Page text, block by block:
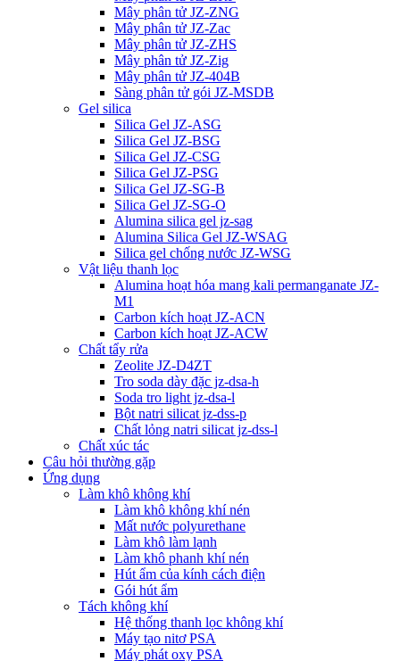
Mây phân tử JZ-ZNG
Mây phân tử JZ-Zac
Mây phân tử JZ-ZHS
Mây phân tử JZ-Zig
Mây phân tử JZ-404B
Sàng phân tử gói JZ-MSDB
Gel silica
Silica Gel JZ-ASG
Silica Gel JZ-BSG
Silica Gel JZ-CSG
Silica Gel JZ-PSG
Silica Gel JZ-SG-B
Silica Gel JZ-SG-O
Alumina silica gel jz-sag
Alumina Silica Gel JZ-WSAG
Silica gel chống nước JZ-WSG
Vật liệu thanh lọc
Alumina hoạt hóa mang kali permanganate JZ-
M1
Carbon kích hoạt JZ-ACN
Carbon kích hoạt JZ-ACW
Chất tẩy rửa
Zeolite JZ-D4ZT
Tro soda dày đặc jz-dsa-h
Soda tro light jz-dsa-l
Bột natri silicat jz-dss-p
Chất lỏng natri silicat jz-dss-l
Chất xúc tác
Câu hỏi thường gặp
Ứng dụng
Làm khô không khí
Làm khô không khí nén
Mất nước polyurethane
Làm khô làm lạnh
Làm khô phanh khí nén
Hút ẩm của kính cách điện
Gói hút ẩm
Tách không khí
Hệ thống thanh lọc không khí
Máy tạo nitơ PSA
Máy phát oxy PSA